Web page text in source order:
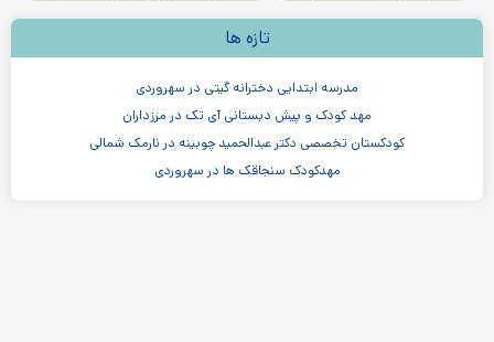
تازه ها
مدرسه ابتدایی دخترانه گیتی در سهروردی
مهد کودک و پیش دبستانی آی تک در مرزداران
کودکستان تخصصی دکتر عبدالحمید چوبینه در نارمک شمالی
مهدکودک سنجاقک ها در سهروردی